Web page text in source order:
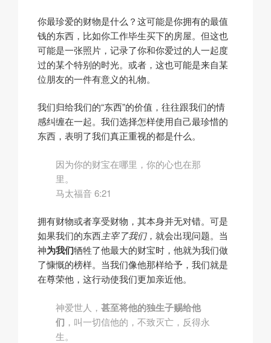
你最珍爱的财物是什么？这可能是你拥有的最值
钱的东西，比如你工作毕生买下的房屋。但这也
可能是一张照片，记录了你和你爱过的人一起度
过的某个特别的时光。或者，这也可能是来自某
位朋友的一件有意义的礼物。
我们归给我们的“东西”的价值，往往跟我们的情
感纠缠在一起。我们选择怎样使用自己最珍惜的
东西，表明了我们真正重视的都是什么。
因为你的财宝在哪里，你的心也在那
里。
马太福音 6:21
拥有财物或者享受财物，其本身并无对错。可是
如果我们的东西主宰了我们，就会出现问题。当
神为我们牺牲了他最大的财宝时，他就为我们做
了慷慨的榜样。当我们像他那样给予，我们就是
在尊荣他，这行动使我们更加亲近他。
神爱世人， 甚至将他的独生子赐给他
们 ，叫一切信他的，不致灭亡，反得永
生。